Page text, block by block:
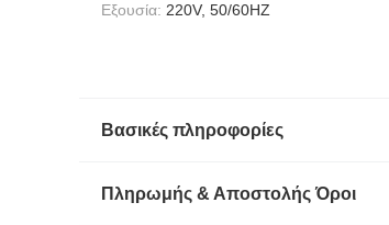
Εξουσία: 220V, 50/60HZ
Βασικές πληροφορίες
Πληρωμής & Αποστολής Όροι